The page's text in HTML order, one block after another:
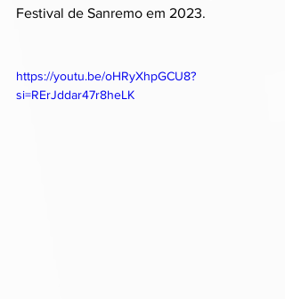
Festival de Sanremo em 2023.
https://youtu.be/oHRyXhpGCU8?
si=RErJddar47r8heLK